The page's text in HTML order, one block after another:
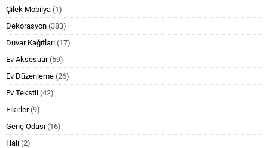
Çilek Mobilya (1)
Dekorasyon (383)
Duvar Kağıtlari (17)
Ev Aksesuar(59)
Ev Düzenleme (26)
Ev Tekstil (42)
Fikirler(9)
Genç Odası (16)
Halı (2)